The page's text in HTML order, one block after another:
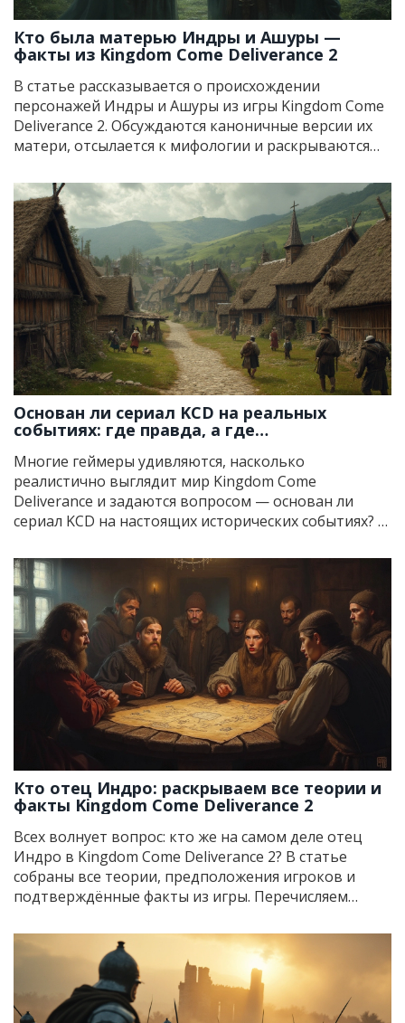
Кто была матерью Индры и Ашуры —
факты из Kingdom Come Deliverance 2
В статье рассказывается о происхождении
персонажей Индры и Ашуры из игры Kingdom Come
Deliverance 2. Обсуждаются каноничные версии их
матери, отсылается к мифологии и раскрываются
интересные факты из лора игры и практические
советы для игроков, желающих лучше понять
сюжет. Материал рассчитан на увлечённых
геймеров, исследующих нюансы истории.
Основан ли сериал KCD на реальных
событиях: где правда, а где
Многие геймеры удивляются, насколько
реалистично выглядит мир Kingdom Come
Deliverance и задаются вопросом — основан ли
сериал KCD на настоящих исторических событиях? В
сюжете игры, сравним игровые события с реальной
историей средневековой Богемии и расскажем, как
разработчики работали с историческими фактами.
Кроме того, вы узнаете неожиданные детали и
полезные советы по изучению мира игры. Всё по
делу, без воды.
Кто отец Индро: раскрываем все теории и
факты Kingdom Come Deliverance 2
Всех волнует вопрос: кто же на самом деле отец
Индро в Kingdom Come Deliverance 2? В статье
собраны все теории, предположения игроков и
подтверждённые факты из игры. Перечисляем
диалогов, и рассказываем, почему этот вопрос
вообще стал центральным в обсуждениях фанатов.
Приводим самые спорные моменты, которые до сих
пор не дают покоя сообществу. Особое внимание —
советам, как узнать больше ещё до выхода игры.